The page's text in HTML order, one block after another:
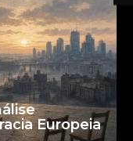
Europeia